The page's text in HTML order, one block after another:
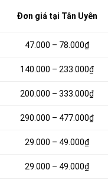
Đơn giá tại Tân Uyên
47.000 – 78.000₫
140.000 – 233.000₫
200.000 – 333.000₫
290.000 – 477.000₫
29.000 – 49.000₫
29.000 – 49.000₫